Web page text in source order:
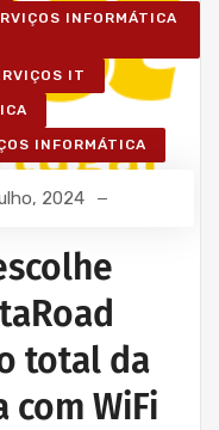
INFORMÁTICA
IT
INFORMÁTICA
2024
total da
WiFi